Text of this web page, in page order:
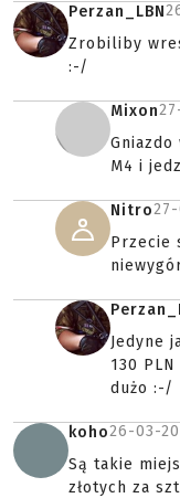
Perzan_LBN
Zrobiliby
:-/
Mixon
M4 i
Nitro
Przecie
Jedyne
130
dużo :-/
koho26-03-
Są takie
złotych za